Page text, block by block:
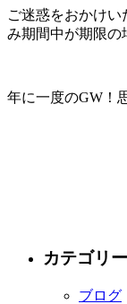
ご迷惑をおかけ
み期間中が期限の
年に一度のGW！
カテゴリー
ブログ